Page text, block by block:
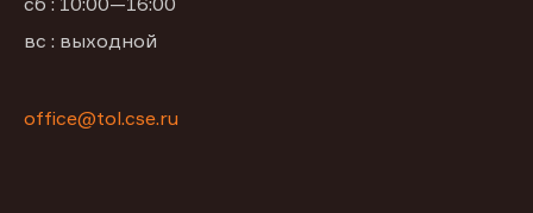
вс : выходной
office@tol.cse.ru